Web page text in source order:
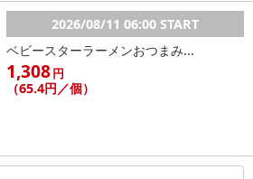
2026/08/11 06:00 START
ベビースターラーメンおつまみ...
1,308円
（65.4円／個）